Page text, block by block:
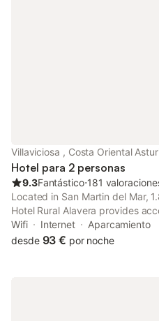
Villaviciosa , Costa Oriental
Hotel para 2 personas
9.3Fantástico⋅181
Located in San Martin del Mar,
Hotel Rural Alavera provides
free private parking, a shared
WiFi, this 2-star hotel offers a
Wifi Internet
Aparcamiento
desde 93 € por noche